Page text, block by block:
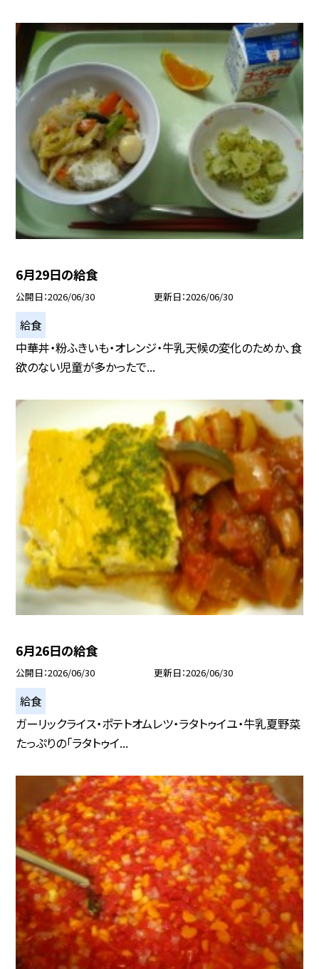
6月29日の給食
公開日 2026/06/30 更新日 2026/06/30
給食
中華丼・粉ふきいも・オレンジ・牛乳天候の変化のためか、食
欲のない児童が多かったで...
6月26日の給食
公開日 2026/06/30 更新日 2026/06/30
給食
ガーリックライス・ポテトオムレツ・ラタトゥイユ・牛乳夏野菜
たっぷりの「ラタトゥイ...